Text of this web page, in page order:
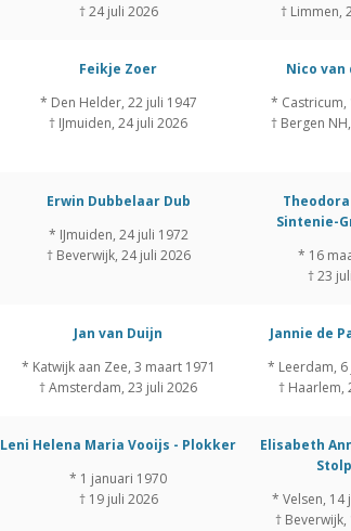
† 24 juli 2026
† Limmen,
Feikje Zoer
* Den Helder, 22 juli 1947
† IJmuiden, 24 juli 2026
Nico van
* Castricum,
† Bergen
Erwin Dubbelaar Dub
* IJmuiden, 24 juli 1972
† Beverwijk, 24 juli 2026
Sintenie-
* 16
† 23
Jan van Duijn
* Katwijk aan Zee, 3 maart 1971
† Amsterdam, 23 juli 2026
Jannie de
* Leerdam,
† Haarlem,
Leni Helena Maria Vooijs - Plokker
* 1 januari 1970
† 19 juli 2026
Elisabeth
* Velsen, 14
†